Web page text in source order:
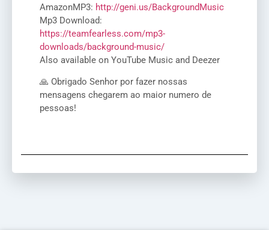
AmazonMP3: http://geni.us/BackgroundMusic
Mp3 Download:
https://teamfearless.com/mp3-
downloads/background-music/
Also available on YouTube Music and Deezer
🙏 Obrigado Senhor por fazer nossas
mensagens chegarem ao maior numero de
pessoas!